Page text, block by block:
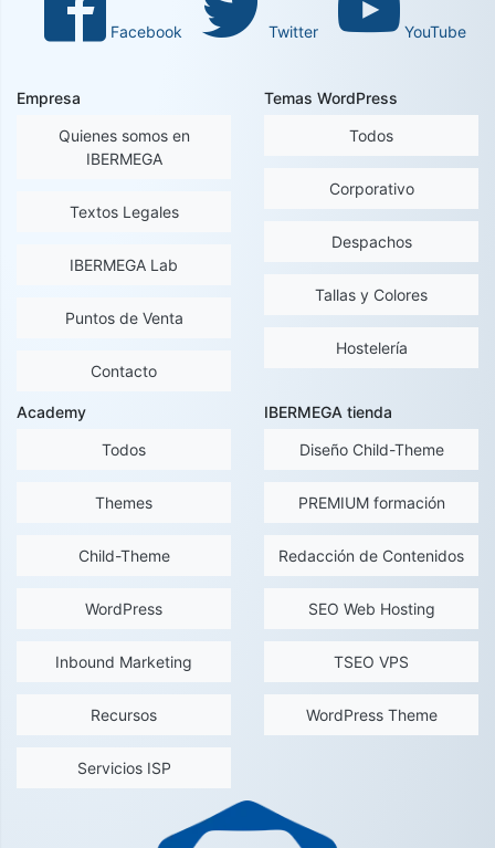
Facebook Twitter YouTube
Empresa
Quienes somos en
IBERMEGA
Textos Legales
IBERMEGA Lab
Puntos de Venta
Contacto
Temas WordPress
Todos
Corporativo
Despachos
Tallas y Colores
Hostelería
Academy
Todos
Themes
Child-Theme
WordPress
Inbound Marketing
Recursos
Servicios ISP
IBERMEGA tienda
Diseño Child-Theme
PREMIUM formación
Redacción de Contenidos
SEO Web Hosting
TSEO VPS
WordPress Theme